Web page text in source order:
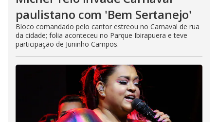
paulistano com 'Bem Sertanejo'
Bloco comandado pelo cantor estreou no Carnaval de rua
da cidade; folia aconteceu no Parque Ibirapuera e teve
participação de Juninho Campos.